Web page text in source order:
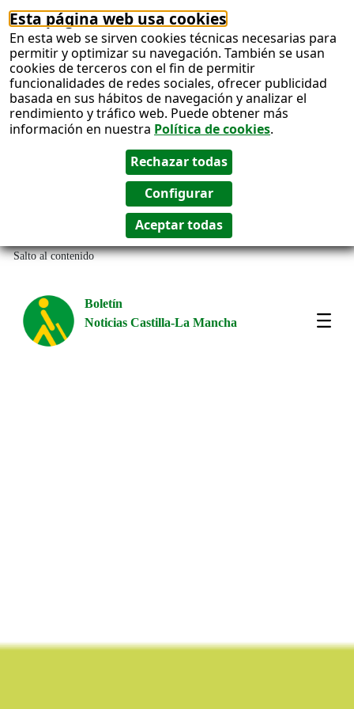
Esta página web usa cookies
En esta web se sirven cookies técnicas necesarias para
permitir y optimizar su navegación. También se usan
cookies de terceros con el fin de permitir
funcionalidades de redes sociales, ofrecer publicidad
basada en sus hábitos de navegación y analizar el
rendimiento y tráfico web. Puede obtener más
información en nuestra Política de cookies.
Salto al contenido
Boletín
Noticias Castilla-La Mancha